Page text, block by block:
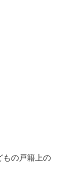
もの戸籍上の